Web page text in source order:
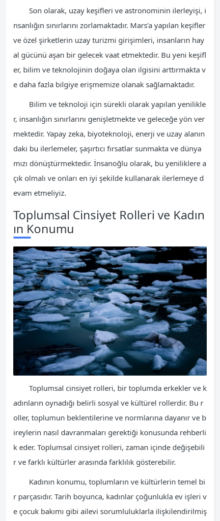
Son olarak, uzay keşifleri ve astronominin ilerleyişi, i
nsanlığın sınırlarını zorlamaktadır. Mars’a yapılan keşifler
ve özel şirketlerin uzay turizmi girişimleri, insanların hay
al gücünü aşan bir gelecek vaat etmektedir. Bu yeni keşifl
er, bilim ve teknolojinin doğaya olan ilgisini arttırmakta v
e daha fazla bilgiye erişmemize olanak sağlamaktadır.
Bilim ve teknoloji için sürekli olarak yapılan yenilikle
r, insanlığın sınırlarını genişletmekte ve geleceğe yön ver
mektedir. Yapay zeka, biyoteknoloji, enerji ve uzay alanın
daki bu ilerlemeler, şaşırtıcı fırsatlar sunmakta ve dünya
mızı dönüştürmektedir. İnsanoğlu olarak, bu yeniliklere a
çık olmalı ve onları en iyi şekilde kullanarak ilerlemeye d
evam etmeliyiz.
Toplumsal Cinsiyet Rolleri ve Kadın
ın Konumu
Toplumsal cinsiyet rolleri, bir toplumda erkekler ve k
adınların oynadığı belirli sosyal ve kültürel rollerdir. Bu r
oller, toplumun beklentilerine ve normlarına dayanır ve b
ireylerin nasıl davranmaları gerektiği konusunda rehberli
k eder. Toplumsal cinsiyet rolleri, zaman içinde değişebili
r ve farklı kültürler arasında farklılık gösterebilir.
Kadının konumu, toplumların ve kültürlerin temel bi
r parçasıdır. Tarih boyunca, kadınlar çoğunlukla ev işleri v
e çocuk bakımı gibi ailevi sorumluluklarla ilişkilendirilmiş